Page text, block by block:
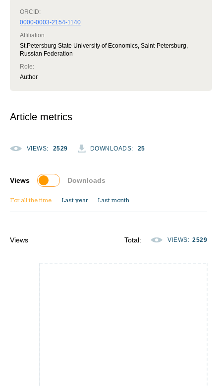
ORCID:
0000-0003-2154-1140
Affiliation
St.Petersburg State University of Economics, Saint-Petersburg,
Russian Federation
Role:
Author
Article metrics
VIEWS: 2529 DOWNLOADS: 25
For all the time Last year Last month
Views Downloads
Views Total: VIEWS: 2529